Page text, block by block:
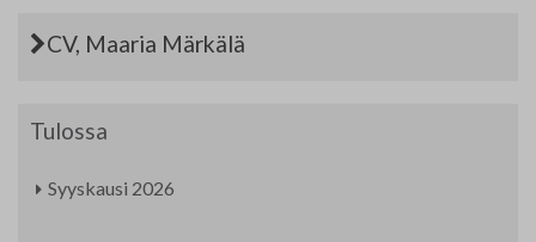
CV, Maaria Märkälä
Tulossa
Syyskausi 2026